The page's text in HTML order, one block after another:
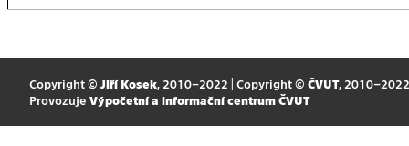
Copyright © Jiří Kosek, 2010–2022 | Copyright © ČVUT, 2010–2022
Provozuje Výpočetní a informační centrum ČVUT